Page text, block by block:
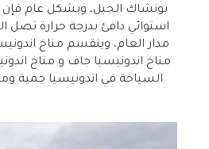
بونشاك الجبل، وبشكل عام فإن
مدار العام، وينقسم مناخ
مناخ اندونيسيا جاف و مناخ
السياحة في اندونيسيا جمية